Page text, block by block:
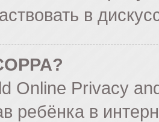
в
Online Privacy
ребёнка в